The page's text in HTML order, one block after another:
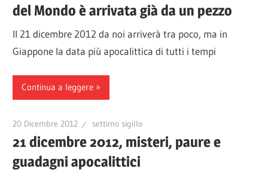
del Mondo è arrivata già da un pezzo
Il 21 dicembre 2012 da noi arriverà tra poco, ma in
Giappone la data più apocalittica di tutti i tempi
Continua a leggere
20 Dicembre 2012 settimo sigillo
21 dicembre 2012, misteri, paure e
guadagni apocalittici